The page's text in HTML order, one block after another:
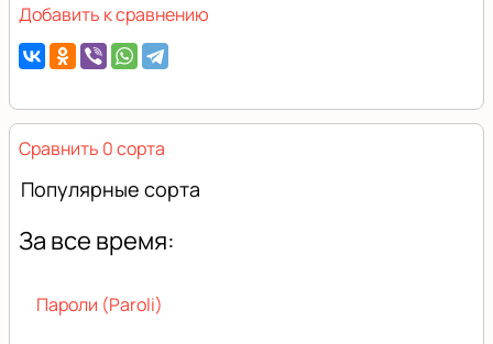
Добавить к сравнению
Сравнить 0 сорта
Популярные сорта
За все время:
Пароли (Paroli)